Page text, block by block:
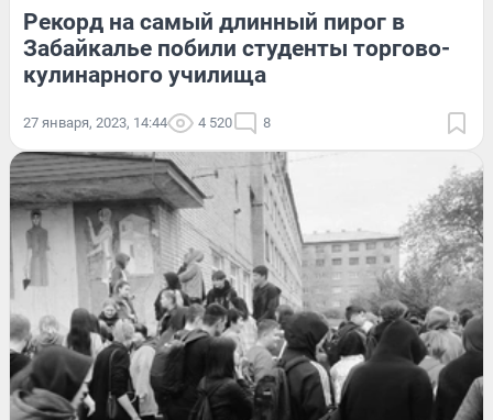
Рекорд на самый длинный пирог в
Забайкалье побили студенты торгово-
кулинарного училища
27 января, 2023, 14:44 4 520 8